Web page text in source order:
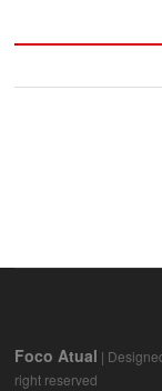
Foco Atual |
right reserved